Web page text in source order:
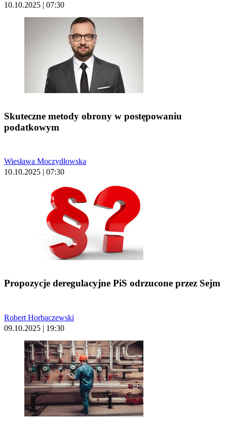
10.10.2025 | 07:30
Skuteczne metody obrony w postępowaniu
podatkowym
Wiesława Moczydłowska
10.10.2025 | 07:30
Propozycje deregulacyjne PiS odrzucone przez Sejm
Robert Horbaczewski
09.10.2025 | 19:30